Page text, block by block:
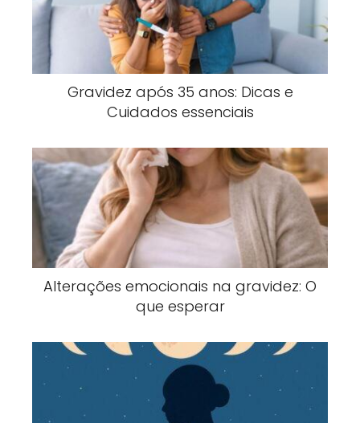
Gravidez após 35 anos: Dicas e
Cuidados essenciais
Alterações emocionais na gravidez: O
que esperar